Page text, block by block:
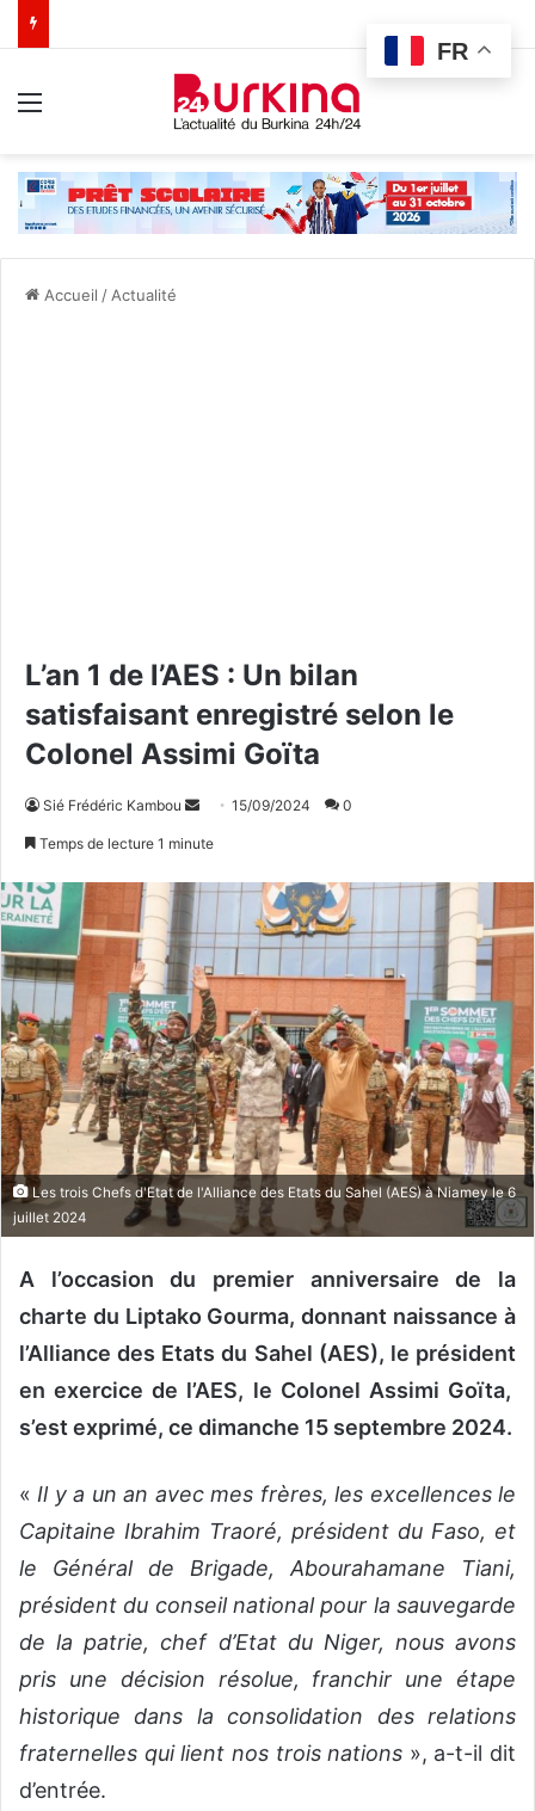
Accueil / Actualité
L’an 1 de l’AES : Un bilan
satisfaisant enregistré selon le
Colonel Assimi Goïta
Sié Frédéric Kambou
o
e
r
u
n
c
o
u
r
r
e
15/09/2024 0
Temps de lecture 1 minute
Les trois Chefs d'Etat de l'Alliance des Etats du Sahel (AES) à Niamey le 6
juillet 2024
A l’occasion du premier anniversaire de la
charte du Liptako Gourma, donnant naissance à
l’Alliance des Etats du Sahel (AES), le président
en exercice de l’AES, le Colonel Assimi Goïta,
s’est exprimé, ce dimanche 15 septembre 2024.
« Il y a un an avec mes frères, les excellences le
Capitaine Ibrahim Traoré, président du Faso, et
le Général de Brigade, Abourahamane Tiani,
président du conseil national pour la sauvegarde
de la patrie, chef d’Etat du Niger, nous avons
pris une décision résolue, franchir une étape
historique dans la consolidation des relations
fraternelles qui lient nos trois nations », a-t-il dit
d’entrée.
FR